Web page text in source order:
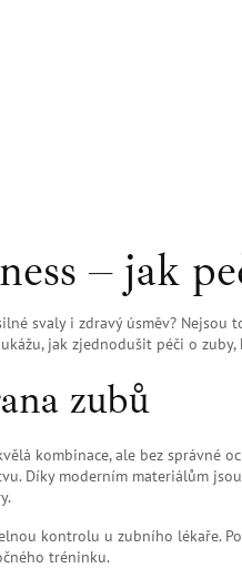
– jak
svaly i zdravý úsměv?
jak zjednodušit péči o
zubů
kombinace, ale bez
Díky moderním materiálům
kontrolu u zubního lékaře.
tréninku.